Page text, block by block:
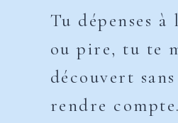
Tu dépenses à
ou pire, tu te
découvert sans
rendre compte.